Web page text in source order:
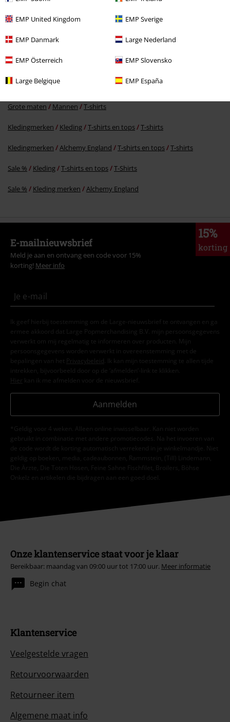
EMP United Kingdom EMP Sverige
EMP Danmark Large Nederland
EMP Österreich EMP Slovensko
Large Belgique EMP España
-25%
Grote maten Mannen T-shirts
Kledingmerken Kleding T-shirts en tops T-shirts
Kledingmerken Alchemy England T-shirts en tops T-shirts
Sale % Kleding T-shirts en tops T-Shirts
Sale % Kleding merken Alchemy England
15%
korting
E-mailnieuwsbrief
Meld je aan en ontvang een code voor 15%
korting! Meer info
Ik geef hierbij toestemming om de Large-nieuwsbrief te ontvangen en ga
ermee akkoord dat Large Popmerchandising B.V. mijn persoonsgegevens
verwerkt om mij regelmatig te informeren over producten. Mijn
persoonsgegevens worden verwerkt in overeenstemming met de
bepalingen van het
Privacybeleid . Ik kan mijn toestemming te allen tijde
intrekken, bijvoorbeeld door op de ‘afmelden’-link te klikken.
Hier kan ik me afmelden voor de nieuwsbrief.
Aanmelden
*Geldig voor 4 weken. Alleen online inwisselbaar. Kan niet worden
gebruikt in combinatie met andere promotiecodes. Na het invoeren van
de code wordt de korting automatisch verrekend in je winkelmandje. Niet
geldig op boeken, media, cadeaubonnen, Rammstein, (Till) Lindemann,
Die Ärzte, Die Toten Hosen, Feine Sahne Fischfilet, Broilers, Böhse
Onkelz en artikelen die bijdragen aan een goed doel.
Onze klantenservice staat voor je klaar
Bereikbaar: maandag van 09:00 uur tot 17:00 uur. Meer informatie
Begin chat
Klantenservice
Veelgestelde vragen
Retourvoorwaarden
Retourneer item
Algemene maat info